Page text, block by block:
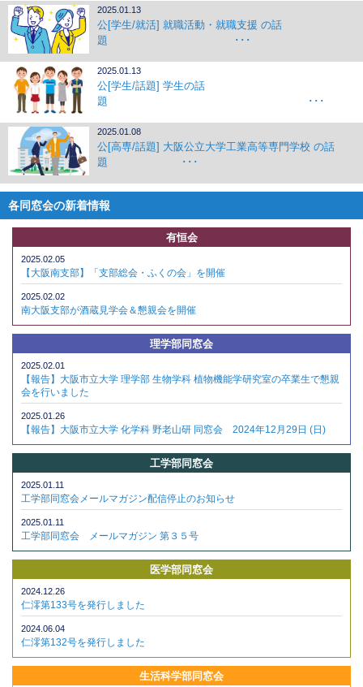
2025.01.13
公[学生/就活] 就職活動・就職支援 の話
題 ･･･
2025.01.13
公[学生/話題] 学生の話
題 ･･･
2025.01.08
公[高専/話題] 大阪公立大学工業高等専門学校 の話
題 ･･･
各同窓会の新着情報
有恒会
2025.02.05
【大阪南支部】「支部総会・ふくの会」を開催
2025.02.02
南大阪支部が酒蔵見学会＆懇親会を開催
理学部同窓会
2025.02.01
【報告】大阪市立大学 理学部 生物学科 植物機能学研究室の卒業生で懇親
会を行いました
2025.01.26
【報告】大阪市立大学 化学科 野老山研 同窓会 2024年12月29日 (日)
工学部同窓会
2025.01.11
工学部同窓会メールマガジン配信停止のお知らせ
2025.01.11
工学部同窓会 メールマガジン 第３５号
医学部同窓会
2024.12.26
仁澪第133号を発行しました
2024.06.04
仁澪第132号を発行しました
生活科学部同窓会